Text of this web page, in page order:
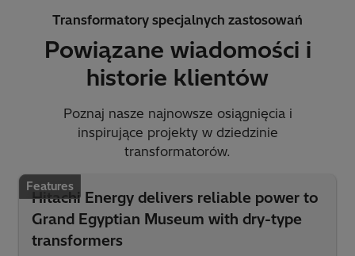
Transformatory specjalnych zastosowań
Powiązane wiadomości i
historie klientów
Poznaj nasze najnowsze osiągnięcia i
inspirujące projekty w dziedzinie
transformatorów.
Features
Hitachi Energy delivers reliable power to
Grand Egyptian Museum with dry-type
transformers